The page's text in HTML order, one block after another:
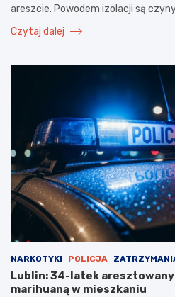
areszcie. Powodem izolacji są
Czytaj dalej
NARKOTYKI POLICJA
Lublin: 34-latek
marihuaną w mieszkaniu